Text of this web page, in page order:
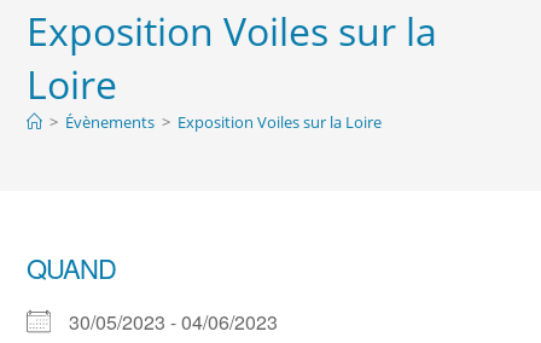
Exposition Voiles sur la
Loire
> Évènements > Exposition Voiles sur la Loire
QUAND
30/05/2023 - 04/06/2023